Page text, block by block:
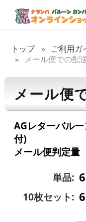
トップ ご利用ガ
メール便での配
メール便
AGレターバル
付)
メール便判定量
単品: 6
10枚セット: